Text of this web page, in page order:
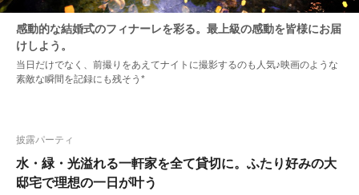
感動的な結婚式のフィナーレを彩る。最上級の感動を皆様にお届
けしよう。
当日だけでなく、前撮りをあえてナイトに撮影するのも人気♪映画のような
素敵な瞬間を記録にも残そう*
水・緑・光溢れる一軒家を全て貸切に。ふたり好みの大
邸宅で理想の一日が叶う
披露パーティ